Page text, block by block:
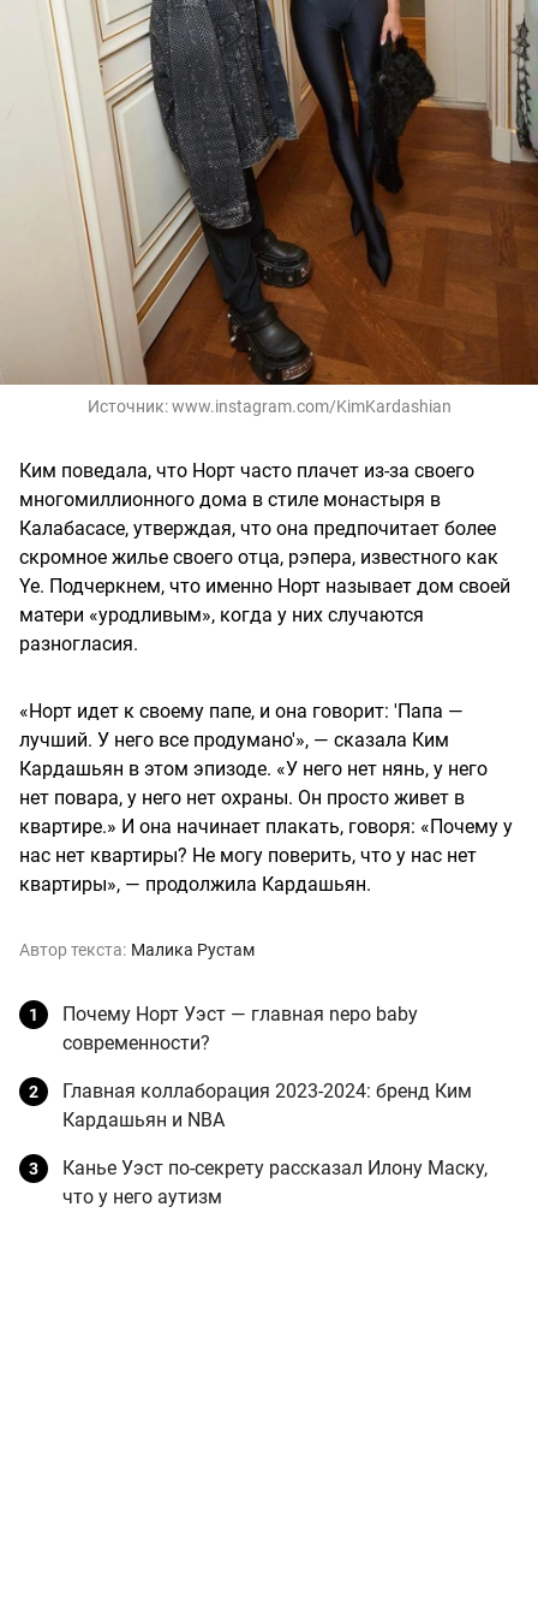
Источник:www.instagram.com/KimKardashian
Ким поведала, что Норт часто плачет из-за своего
многомиллионного дома в стиле монастыря в
Калабасасе, утверждая, что она предпочитает более
скромное жилье своего отца, рэпера, известного как
Ye. Подчеркнем, что именно Норт называет дом своей
матери «уродливым», когда у них случаются
разногласия.
«Норт идет к своему папе, и она говорит: 'Папа —
лучший. У него все продумано'», — сказала Ким
Кардашьян в этом эпизоде. «У него нет нянь, у него
нет повара, у него нет охраны. Он просто живет в
квартире.» И она начинает плакать, говоря: «Почему у
нас нет квартиры? Не могу поверить, что у нас нет
квартиры», — продолжила Кардашьян.
Автор текста: Малика Рустам
Почему Норт Уэст — главная nepo baby
современности?
Главная коллаборация 2023-2024: бренд Ким
Кардашьян и NBA
Канье Уэст по-секрету рассказал Илону Маску,
что у него аутизм